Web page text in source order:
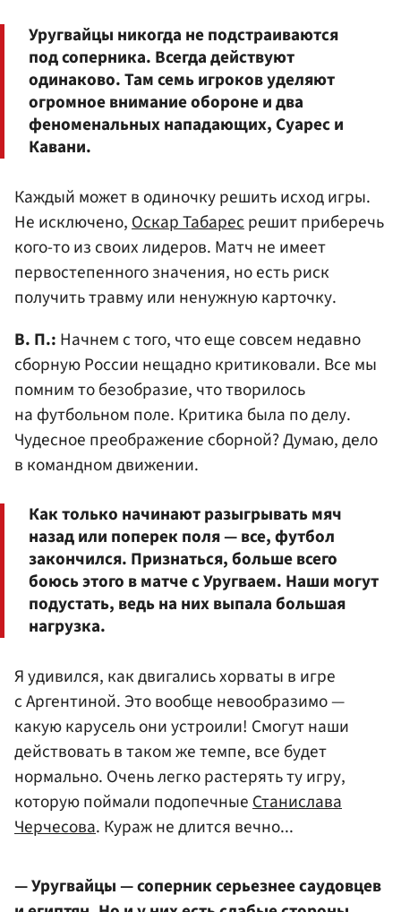
Уругвайцы никогда не подстраиваются
под соперника. Всегда действуют
одинаково. Там семь игроков уделяют
огромное внимание обороне и два
феноменальных нападающих, Суарес и
Кавани.
Каждый может в одиночку решить исход игры.
Не исключено,Оскар Табаресрешит приберечь
кого-то из своих лидеров. Матч не имеет
первостепенного значения, но есть риск
получить травму или ненужную карточку.
В. П.: Начнем с того, что еще совсем недавно
сборную России нещадно критиковали. Все мы
помним то безобразие, что творилось
на футбольном поле. Критика была по делу.
Чудесное преображение сборной? Думаю, дело
в командном движении.
Как только начинают разыгрывать мяч
назад или поперек поля — все, футбол
закончился. Признаться, больше всего
боюсь этого в матче с Уругваем. Наши могут
подустать, ведь на них выпала большая
нагрузка.
Я удивился, как двигались хорваты в игре
с Аргентиной. Это вообще невообразимо —
какую карусель они устроили! Смогут наши
действовать в таком же темпе, все будет
нормально. Очень легко растерять ту игру,
которую поймали подопечныеСтанислава
Черчесова. Кураж не длится вечно...
— Уругвайцы — соперник серьезнее саудовцев